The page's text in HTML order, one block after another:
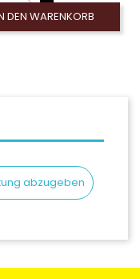
DEN WARENKORB
abzugeben